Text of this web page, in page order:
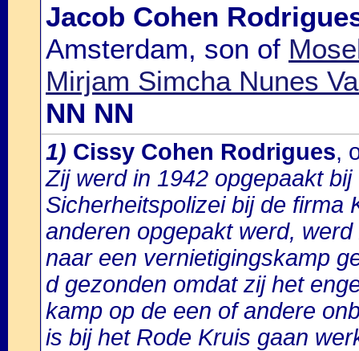
Jacob Cohen
Amsterdam, son of
Mirjam Simcha Nunes
NN NN
1) Cissy Cohen Rodrigues,
Zij werd in 1942 opgepaakt
Sicherheitspolizei bij de firma
anderen opgepakt werd,
naar een vernietigingskamp
d gezonden omdat zij het
kamp op de een of andere
is bij het Rode Kruis gaan